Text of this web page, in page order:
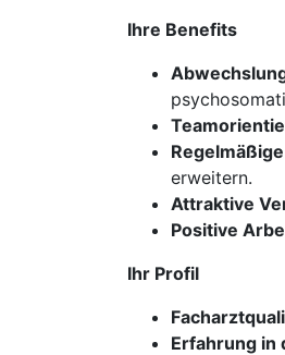
Ihre Benefits
erweitern.
Attraktive
Positive
Ihr Profil
Erfahrung in